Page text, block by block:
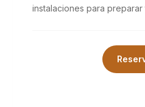
instalaciones para